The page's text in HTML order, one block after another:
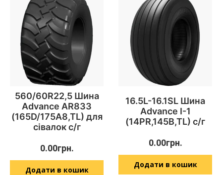
560/60R22,5 Шина
Advance AR833
(165D/175A8,TL) для
сівалок с/г
0.00грн.
Додати в кошик
16.5L-16.1SL Шина
Advance I-1
(14PR,145B,TL) с/г
0.00грн.
Додати в кошик